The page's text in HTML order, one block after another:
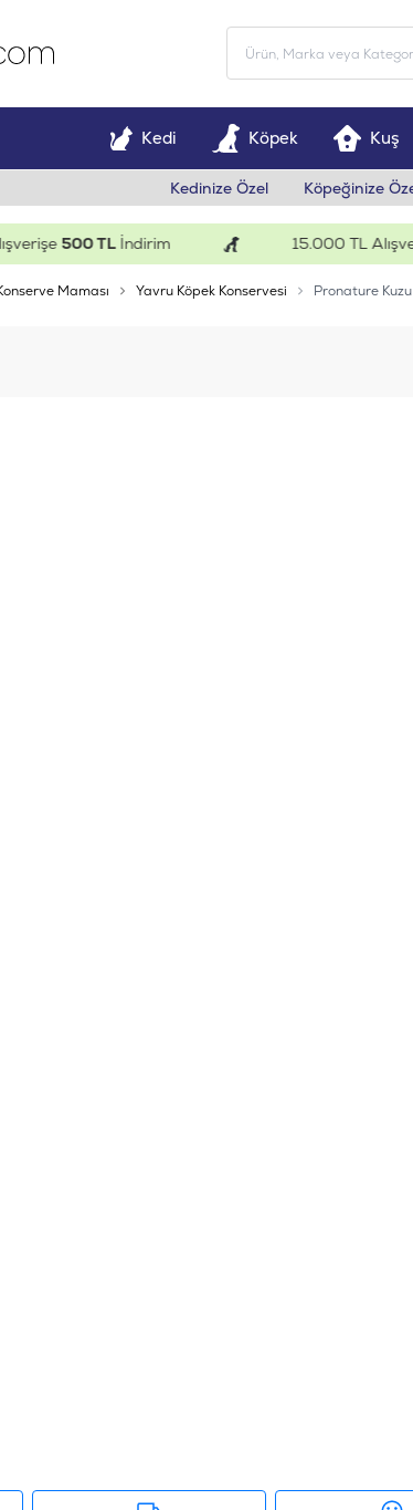
Kedi Köpek Kuş
Kedinize Özel Köpeğinize
500 TLİndirim 15.000 TL
Maması Yavru Köpek Konservesi Pronature